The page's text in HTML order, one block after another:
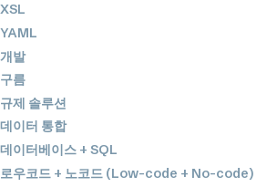
XSL
YAML
개발
구름
규제 솔루션
데이터 통합
데이터베이스 + SQL
로우코드 + 노코드 (Low-code + No-code)